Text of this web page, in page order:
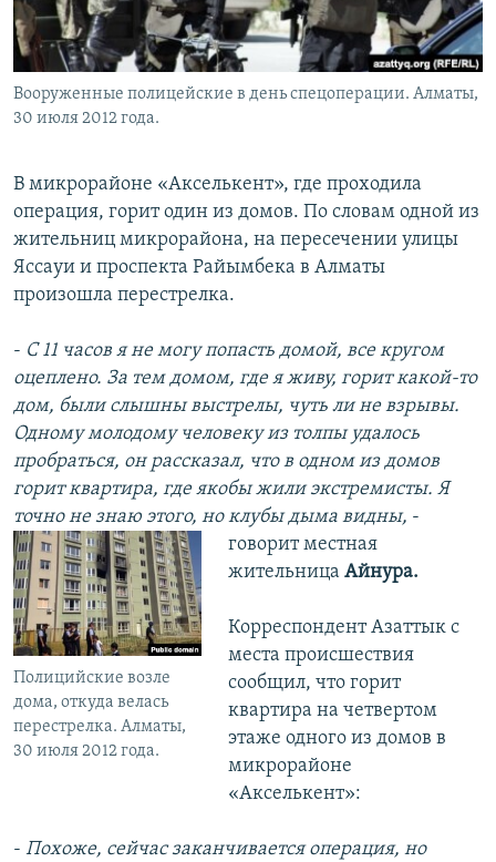
Вооруженные полицейские в день спецоперации. Алматы,
30 июля 2012 года.
В микрорайоне «Акселькент», где проходила
операция, горит один из домов. По словам одной из
жительниц микрорайона, на пересечении улицы
Яссауи и проспекта Райымбека в Алматы
произошла перестрелка.
- С 11 часов я не могу попасть домой, все кругом
оцеплено. За тем домом, где я живу, горит какой-то
дом, были слышны выстрелы, чуть ли не взрывы.
Одному молодому человеку из толпы удалось
пробраться, он рассказал, что в одном из домов
горит квартира, где якобы жили экстремисты. Я
точно не знаю этого, но клубы дыма видны,
Полицийские возле
дома, откуда велась
перестрелка. Алматы,
30 июля 2012 года.
-
говорит местная
жительница Айнура.
Корреспондент Азаттык с
места происшествия
сообщил, что горит
квартира на четвертом
этаже одного из домов в
микрорайоне
«Акселькент»:
- Похоже, сейчас заканчивается операция, но